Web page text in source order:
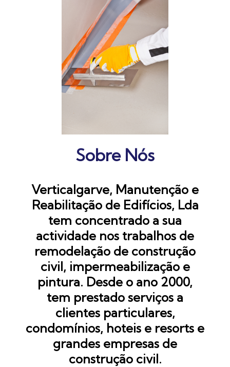
Sobre Nós
Verticalgarve, Manutenção e
Reabilitação de Edifícios, Lda
tem concentrado a sua
actividade nos trabalhos de
remodelação de construção
civil, impermeabilização e
pintura. Desde o ano 2000,
tem prestado serviços a
clientes particulares,
condomínios, hoteis e resorts e
grandes empresas de
construção civil.